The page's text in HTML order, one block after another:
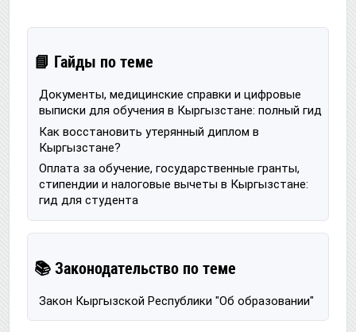
📘 Гайды по теме
Документы, медицинские справки и цифровые
выписки для обучения в Кыргызстане: полный гид
Как восстановить утерянный диплом в
Кыргызстане?
Оплата за обучение, государственные гранты,
стипендии и налоговые вычеты в Кыргызстане:
гид для студента
📚 Законодательство по теме
Закон Кыргызской Республики "Об образовании"